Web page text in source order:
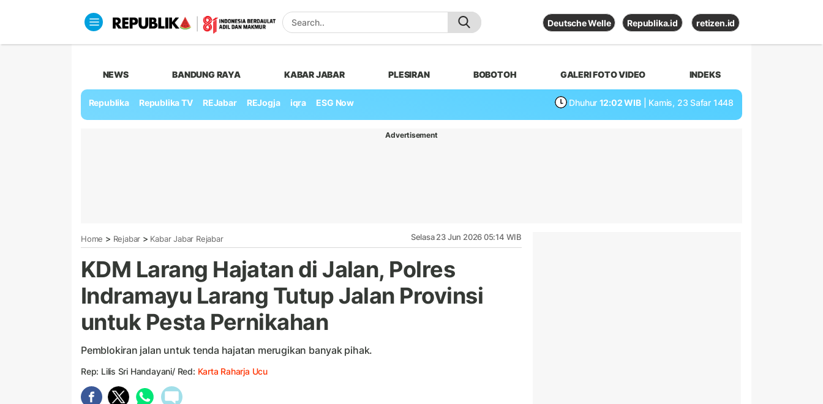
Deutsche Welle Republika.id retizen.id
NEWS BANDUNG RAYA KABAR JABAR PLESIRAN BOBOTOH GALERI FOTO VIDEO INDEKS
Republika Republika TV REJabar REJogja iqra ESG Now Dhuhur 12:02 WIB | Kamis, 23 Safar 1448
Advertisement
Home > Rejabar > Kabar Jabar Rejabar Selasa 23 Jun 2026 05:14 WIB
KDM Larang Hajatan di Jalan, Polres
Indramayu Larang Tutup Jalan Provinsi
untuk Pesta Pernikahan
Pemblokiran jalan untuk tenda hajatan merugikan banyak pihak.
Rep: Lilis Sri Handayani/ Red: Karta Raharja Ucu